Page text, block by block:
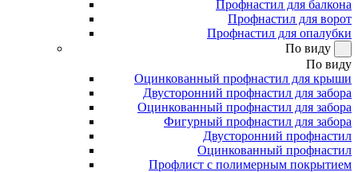
Профнастил для балкона
Профнастил для ворот
Профнастил для опалубки
По виду
По виду
Оцинкованный профнастил для крыши
Двусторонний профнастил для забора
Оцинкованный профнастил для забора
Фигурный профнастил для забора
Двусторонний профнастил
Оцинкованный профнастил
Профлист с полимерным покрытием